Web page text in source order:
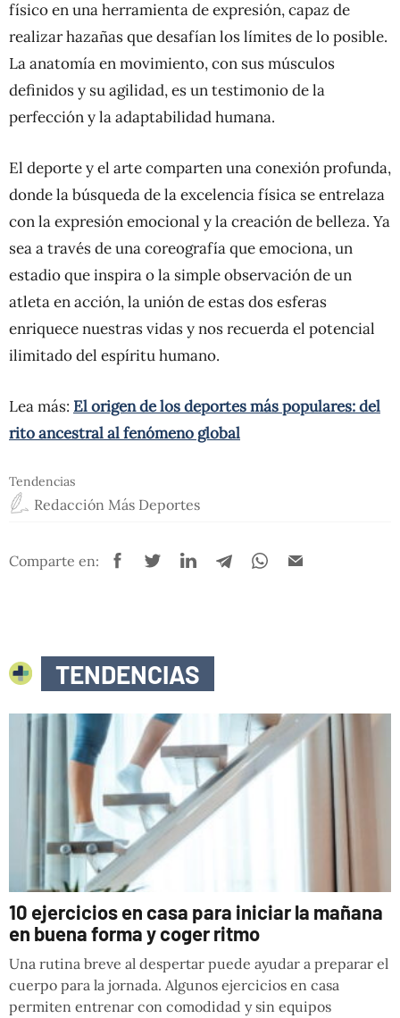
físico en una herramienta de expresión, capaz de
realizar hazañas que desafían los límites de lo posible.
La anatomía en movimiento, con sus músculos
definidos y su agilidad, es un testimonio de la
perfección y la adaptabilidad humana.
El deporte y el arte comparten una conexión profunda,
donde la búsqueda de la excelencia física se entrelaza
con la expresión emocional y la creación de belleza. Ya
sea a través de una coreografía que emociona, un
estadio que inspira o la simple observación de un
atleta en acción, la unión de estas dos esferas
enriquece nuestras vidas y nos recuerda el potencial
ilimitado del espíritu humano.
Lea más: El origen de los deportes más populares: del
rito ancestral al fenómeno global
Tendencias
Redacción Más Deportes
Comparte en:
TENDENCIAS
10 ejercicios en casa para iniciar la mañana
en buena forma y coger ritmo
Una rutina breve al despertar puede ayudar a preparar el
cuerpo para la jornada. Algunos ejercicios en casa
permiten entrenar con comodidad y sin equipos